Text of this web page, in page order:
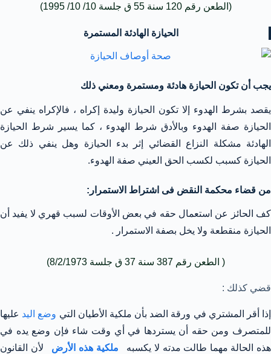
(الطعن رقم 120 سنة 55 ق جلسة 10/ 10/ 1995)
الحيازة الهادئة المستمرة
يجب أن تكون الحيازة هادئة ومستمرة ومعني ذلك
يقصد بشرط الهدوء إلا تكون الحيازة وليدة إكراه ، فالإكراه ينفي عن
الحيازة صفة الهدوء وبالأدق شرط الهدوء ، كما يسير شرط الحيازة
الهادئة مشكلة النزاع القضائي إثر بدء الحيازة وهل ينفي ذلك عن
الحيازة كسبب لكسب الحق العيني صفة الهدوء.
من قضاء محكمة النقض فى اشتراط الاستمرار:
كف الحائز عن استعمال حقه في بعض الأوقات لسبب قهري لا يفيد أن
الحيازة منقطعة ولا يخل بصفة الاستمرار .
( الطعن رقم 387 سنة 37 ق جلسة 8/2/1973)
قضي كذلك :
إذا أقر المشتري في ورقة الضد بأن ملكية الأطيان التي وضع اليد عليها
للمتصرف ومن حقه أن يستردها في أي وقت شاء فإن وضع يده في
هذه الحالة مهما طالت مدته لا يكسبه ملكية هذه الأرض
لأن القانون